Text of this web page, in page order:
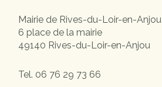
Mairie de Rives-du-Loir-en-Anjou
6 place de la mairie
49140 Rives-du-Loir-en-Anjou
Tel. 06 76 29 73 66